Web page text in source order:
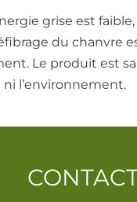
grise est
du chanvre
Le produit est
ni l’environnement.